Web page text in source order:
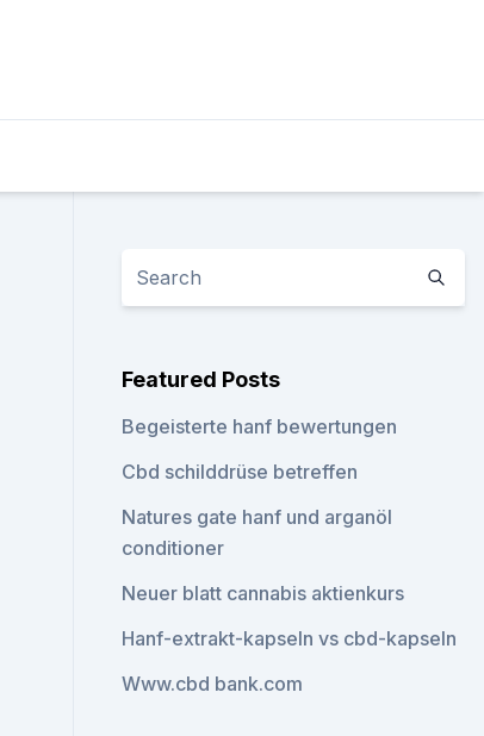
Featured Posts
Begeisterte hanf bewertungen
Cbd schilddrüse betreffen
Natures gate hanf und arganöl
conditioner
Neuer blatt cannabis aktienkurs
Hanf-extrakt-kapseln vs cbd-kapseln
Www.cbd bank.com